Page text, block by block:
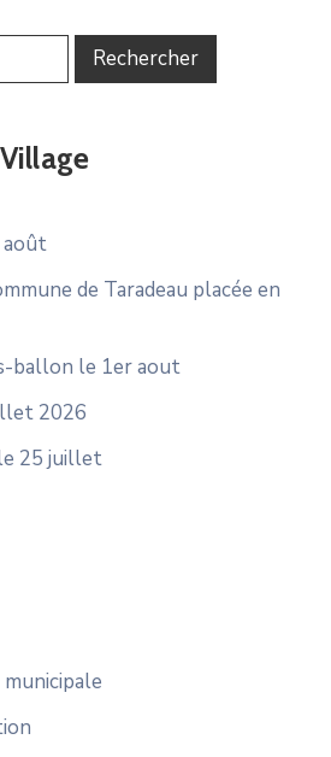
août
de Taradeau placée en
ballon le 1er aout
2026
25 juillet